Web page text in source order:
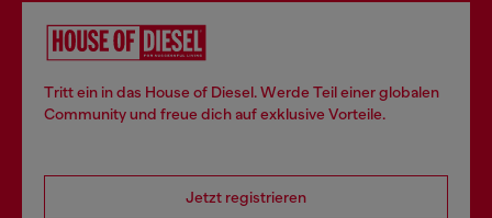
Tritt ein in das House of Diesel. Werde Teil einer globalen
Community und freue dich auf exklusive Vorteile.
Jetzt registrieren